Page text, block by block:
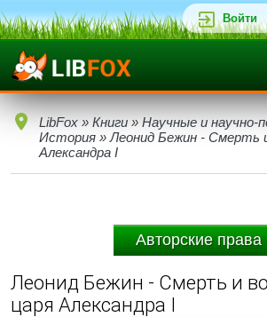
Войти
LibFox » Книги » Научные и научно-
История » Леонид Бежин - Смерть
Александра I
Авторские права
Леонид Бежин - Смерть и
царя Александра I